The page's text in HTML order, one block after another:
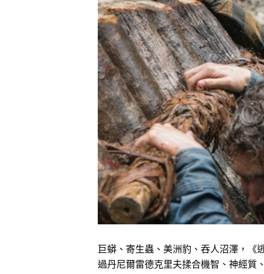
巨蟒、寄生蟲、美洲豹、吞人沼澤，《
過丹尼爾雷德克里夫揉合機智、神經質